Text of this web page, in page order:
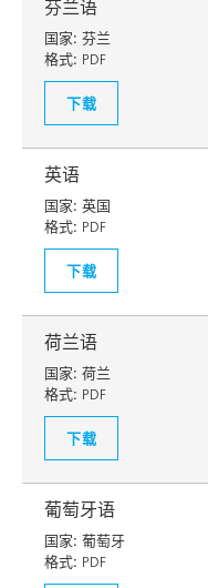
芬兰语
国家: 芬兰
格式: PDF
下载
英语
国家: 英国
格式: PDF
下载
荷兰语
国家: 荷兰
格式: PDF
下载
葡萄牙语
国家: 葡萄牙
格式: PDF